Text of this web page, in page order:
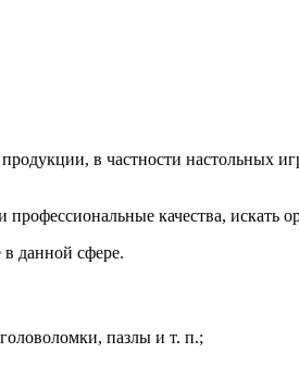
в частности настольных
качества, искать
данной сфере.
пазлы и т. п.;